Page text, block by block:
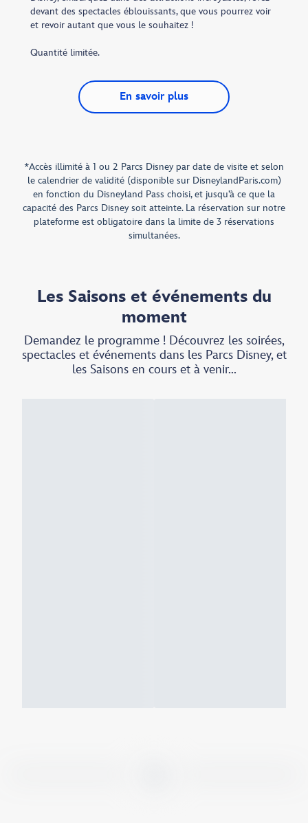
devant des spectacles éblouissants, que vous pourrez voir
et revoir autant que vous le souhaitez !
Quantité limitée.
En savoir plus
*Accès illimité à 1 ou 2 Parcs Disney par date de visite et selon
le calendrier de validité (disponible sur DisneylandParis.com)
en fonction du Disneyland Pass choisi, et jusqu’à ce que la
capacité des Parcs Disney soit atteinte. La réservation sur notre
plateforme est obligatoire dans la limite de 3 réservations
simultanées.
Les Saisons et événements du
moment
Demandez le programme ! Découvrez les soirées,
spectacles et événements dans les Parcs Disney, et
les Saisons en cours et à venir...